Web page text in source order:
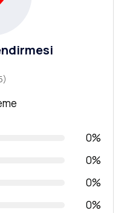
0%
0%
0%
0%